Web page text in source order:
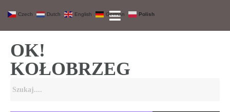
OK!
KOŁOBRZEG
Czech Dutch English German Polish